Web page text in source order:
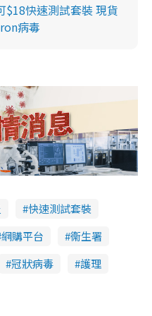
$18快速測試套裝 現貨
病毒
快速測試套裝
網購平台
衞生署
冠狀病毒 護理